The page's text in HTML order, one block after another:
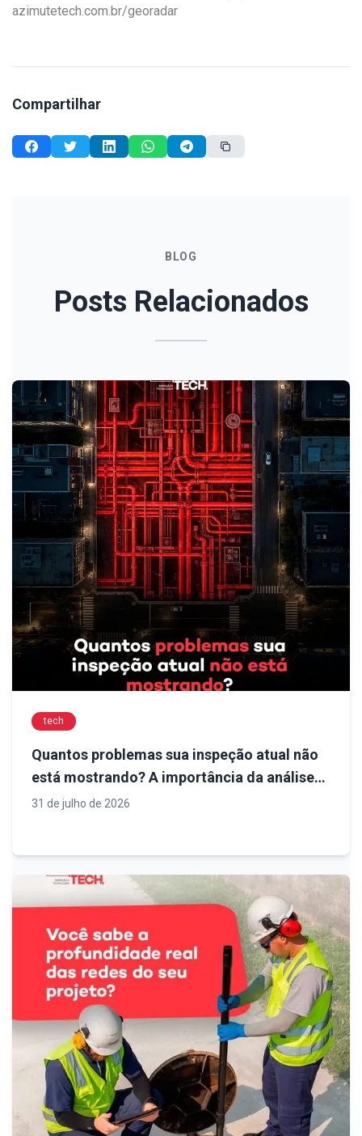
azimutetech.com.br/georadar
Compartilhar
BLOG
Posts Relacionados
tech
Quantos problemas sua inspeção atual não
está mostrando? A importância da análise
técnica para decisões mais seguras em
31 de julho de 2026